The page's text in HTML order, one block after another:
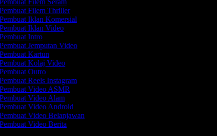
Filem Seram
Filem Thriller
Iklan Komersial
Iklan Video
Intro
Jemputan Video
Kartun
Kolaj Video
Outro
Reels Instagram
Video ASMR
Video Alam
Video Android
Video Belanjawan
Video Berita